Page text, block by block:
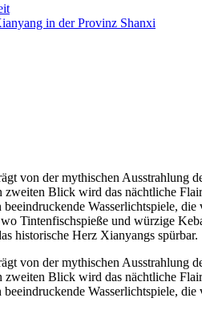
in der Provinz Shanxi
von der mythischen Ausstrahlung
zweiten Blick wird das nächtliche
Wasserlichtspiele,
Tintenfischspieße und würzige
historische Herz Xianyangs spürbar.
von der mythischen Ausstrahlung
zweiten Blick wird das nächtliche
Wasserlichtspiele,